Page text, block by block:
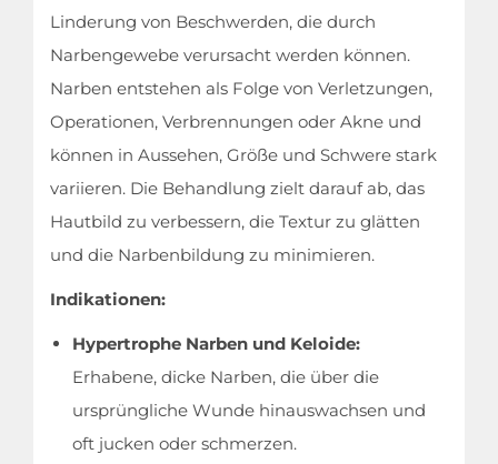
Linderung von Beschwerden, die durch
Narbengewebe verursacht werden können.
Narben entstehen als Folge von Verletzungen,
Operationen, Verbrennungen oder Akne und
können in Aussehen, Größe und Schwere stark
variieren. Die Behandlung zielt darauf ab, das
Hautbild zu verbessern, die Textur zu glätten
und die Narbenbildung zu minimieren.
Indikationen:
Hypertrophe Narben und Keloide:
Erhabene, dicke Narben, die über die
ursprüngliche Wunde hinauswachsen und
oft jucken oder schmerzen.